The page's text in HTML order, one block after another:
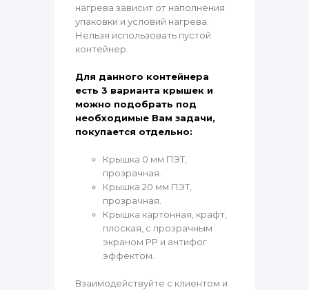
нагрева зависит от наполнения
упаковки и условий нагрева.
Нельзя использовать пустой
контейнер.
Для данного контейнера
есть 3 варианта крышек и
можно подобрать под
необходимые Вам задачи,
покупается отдельно:
Крышка 0 мм ПЭТ,
прозрачная.
Крышка 20 мм ПЭТ,
прозрачная.
Крышка картонная, крафт,
плоская, с прозрачным
экраном PP и антифог
эффектом.
Взаимодействуйте с клиентом и